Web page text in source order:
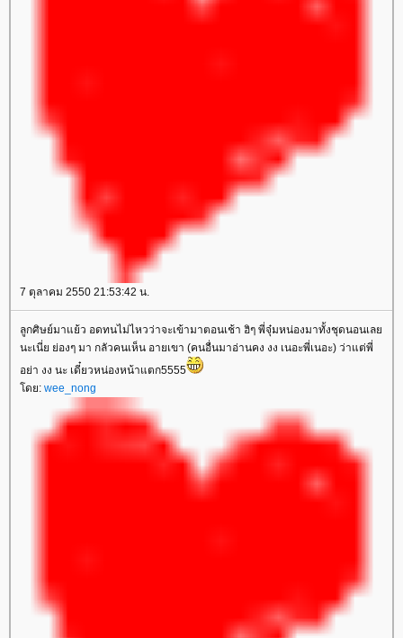
7 ตุลาคม 2550 21:53:42 น.
ลูกศิษย์มาแย้ว อดทนไม่ไหวว่าจะเข้ามาตอนเช้า ฮิๆ พี่จุ๋มหน่องมาทั้งชุดนอนเลย
นะเนี่ย ย่องๆ มา กลัวคนเห็น อายเขา (คนอื่นมาอ่านคง งง เนอะพี่เนอะ) ว่าแต่พี่
อย่า งง นะ เดี๋ยวหน่องหน้าแตก5555
โดย: wee_nong